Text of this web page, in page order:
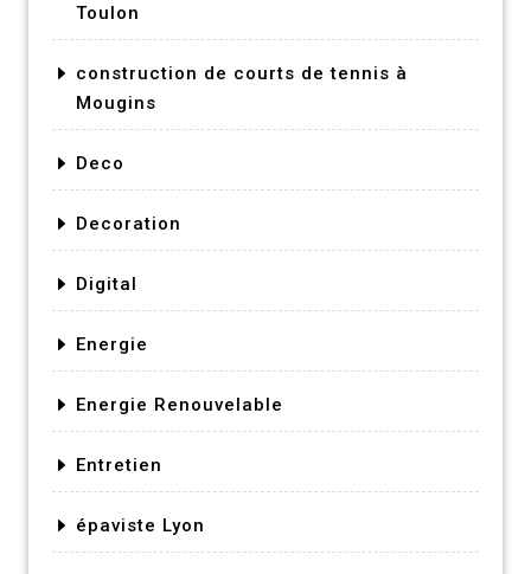
Toulon
construction de courts de tennis à
Mougins
Deco
Decoration
Digital
Energie
Energie Renouvelable
Entretien
épaviste Lyon